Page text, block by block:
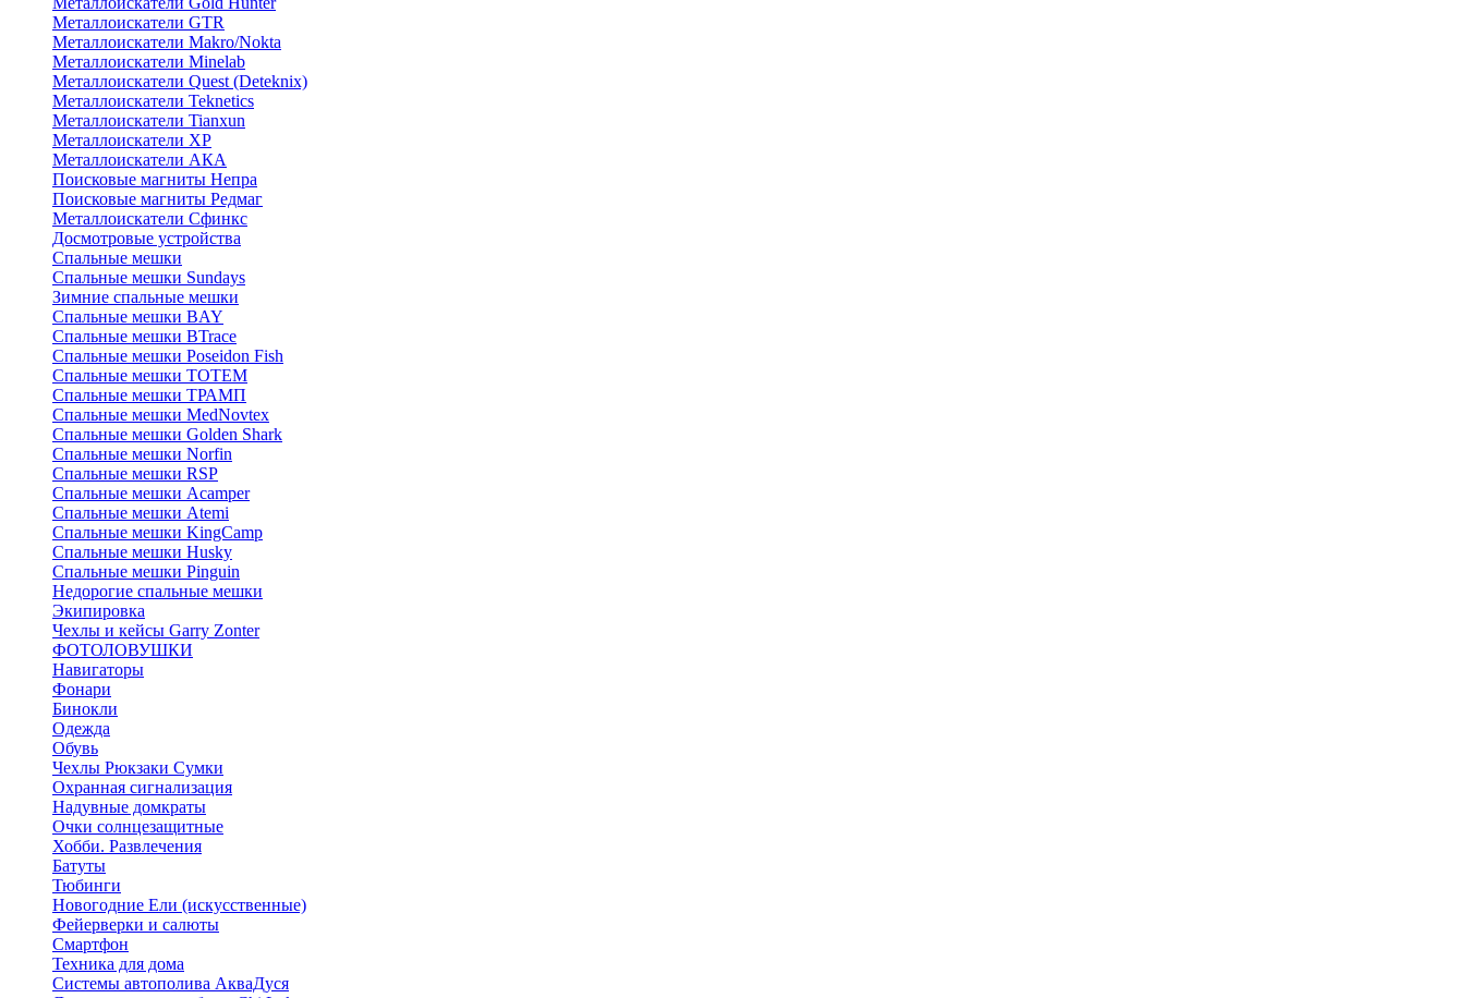
Металлоискатели GTR
Металлоискатели Makro/Nokta
Металлоискатели Minelab
Металлоискатели Quest (Deteknix)
Металлоискатели Teknetics
Металлоискатели Tianxun
Металлоискатели XP
Металлоискатели АКА
Поисковые магниты Непра
Поисковые магниты Редмаг
Металлоискатели Сфинкс
Досмотровые устройства
Спальные мешки
Спальные мешки Sundays
Зимние спальные мешки
Спальные мешки BAY
Спальные мешки BTrace
Спальные мешки Poseidon Fish
Спальные мешки ТОТЕМ
Спальные мешки ТРАМП
Cпальные мешки MedNovtex
Спальные мешки Golden Shark
Спальные мешки Norfin
Спальные мешки RSP
Спальные мешки Acamper
Спальные мешки Atemi
Спальные мешки KingCamp
Спальные мешки Husky
Спальные мешки Pinguin
Недорогие спальные мешки
Экипировка
Чехлы и кейсы Garry Zonter
ФОТОЛОВУШКИ
Навигаторы
Фонари
Бинокли
Одежда
Обувь
Чехлы Рюкзаки Сумки
Охранная сигнализация
Надувные домкраты
Очки солнцезащитные
Хобби. Развлечения
Батуты
Тюбинги
Новогодние Ели (искусственные)
Фейерверки и салюты
Смартфон
Техника для дома
Системы автополива АкваДуся